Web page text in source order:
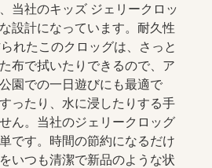
当社のキッズ ジェリークロッ
設計になっています。耐久性
れたこのクロッグは、さっと
布で拭いたりできるので、ア
園での一日遊びにも最適で
ったり、水に浸したりする手
ん。当社のジェリークロッグ
です。時間の節約になるだけ
いつも清潔で新品のような状